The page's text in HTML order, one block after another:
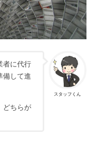
スタッフくん
者に代行
備して進
どちらが